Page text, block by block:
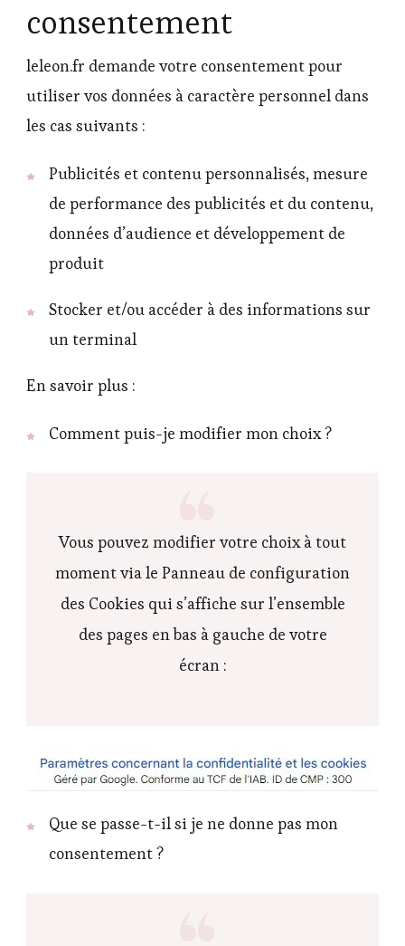
consentement
leleon.fr demande votre consentement pour
utiliser vos données à caractère personnel dans
les cas suivants :
Publicités et contenu personnalisés, mesure
de performance des publicités et du contenu,
données d’audience et développement de
produit
Stocker et/ou accéder à des informations sur
un terminal
En savoir plus :
Comment puis-je modifier mon choix ?
Vous pouvez modifier votre choix à tout
moment via le Panneau de configuration
des Cookies qui s’affiche sur l’ensemble
des pages en bas à gauche de votre
écran :
Que se passe-t-il si je ne donne pas mon
consentement ?